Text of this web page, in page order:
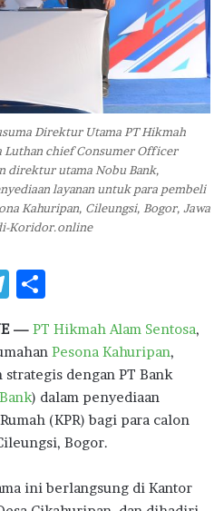
Direktur Utama PT Hikmah
Luthan chief Consumer Officer
direktur utama Nobu Bank,
layanan untuk para pembeli
Kahuripan, Cileungsi, Bogor, Jawa
Koridor.online
T
e
g
ra
m
ar
e
— PT Hikmah Alam Sentosa,
Pesona Kahuripan,
dengan PT Bank
) dalam penyediaan
(KPR) bagi para calon
Bogor.
ini berlangsung di Kantor